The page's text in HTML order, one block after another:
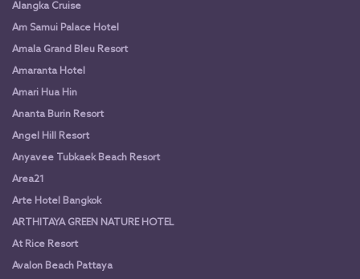
Alangka Cruise
Am Samui Palace Hotel
Amala Grand Bleu Resort
Amaranta Hotel
Amari Hua Hin
Ananta Burin Resort
Angel Hill Resort
Anyavee Tubkaek Beach Resort
Area21
Arte Hotel Bangkok
ARTHITAYA GREEN NATURE HOTEL
At Rice Resort
Avalon Beach Pattaya